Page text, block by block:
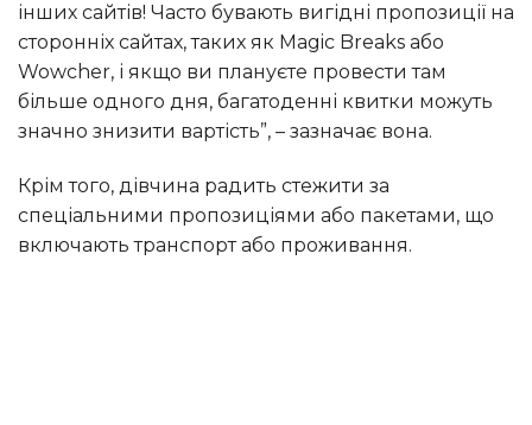
інших сайтів! Часто бувають вигідні пропозиції на
сторонніх сайтах, таких як Magic Breaks або
Wowcher, і якщо ви плануєте провести там
більше одного дня, багатоденні квитки можуть
значно знизити вартість”, – зазначає вона.
Крім того, дівчина радить стежити за
спеціальними пропозиціями або пакетами, що
включають транспорт або проживання.